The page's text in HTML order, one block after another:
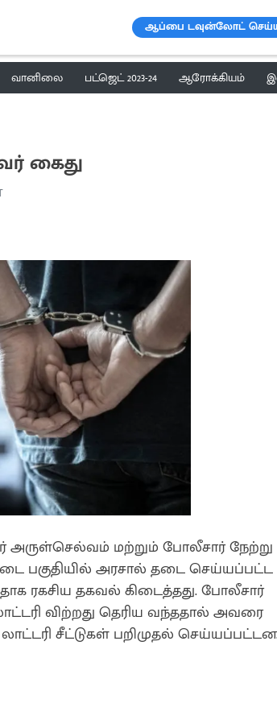
ஆப்பை டவுன்லோட்
வானிலை பட்ஜெட் 2023-24 ஆரோக்கியம்
கைது
மற்றும் போலீசார் நேற்று
பகுதியில் அரசால் தடை செய்யப்பட்ட
ரகசிய தகவல் கிடைத்தது. போலீசார்
விற்றது தெரிய வந்ததால் அவரை
சீட்டுகள் பறிமுதல்